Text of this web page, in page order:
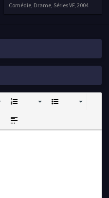
Comédie, Drame, Séries VF, 2004
text
Quote
Insert spoiler